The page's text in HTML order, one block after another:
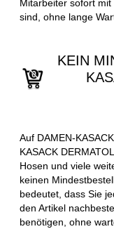
Mitarbeiter sofort
sind, ohne lange
KEIN
Auf DAMEN-
KASACK
Hosen und viele
keinen
bedeutet, dass Sie
den Artikel
benötigen, ohne